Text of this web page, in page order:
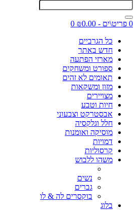
0 פריט\ים - ₪0.00
0
כל הגרביים
חדש באתר
מארזי הפתעה
ספורט ומשחקים
תאומים לא זהים
מזון ומשקאות
מצויירים
חיות וטבע
אבסטרקט וצבעוני
חלל וגלקסיה
מוסיקה ואומנות
דמויות
קרסוליות
משהו ללבוש
נשים
גברים
בוקסרים לה & לו
בלוג